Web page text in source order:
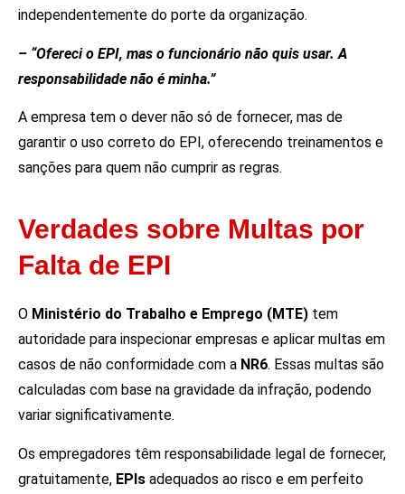
independentemente do porte da organização.
– “Ofereci o EPI, mas o funcionário não quis usar. A
responsabilidade não é minha.”
A empresa tem o dever não só de fornecer, mas de
garantir o uso correto do EPI, oferecendo treinamentos e
sanções para quem não cumprir as regras.
Verdades sobre Multas por
Falta de EPI
O Ministério do Trabalho e Emprego (MTE) tem
autoridade para inspecionar empresas e aplicar multas em
casos de não conformidade com a NR6. Essas multas são
calculadas com base na gravidade da infração, podendo
variar significativamente.
Os empregadores têm responsabilidade legal de fornecer,
gratuitamente, EPIs adequados ao risco e em perfeito